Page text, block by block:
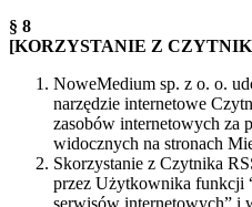
§ 8
[KORZYSTANIE Z
NoweMedium sp. z o. o.
narzędzie internetowe
zasobów internetowych za
widocznych na stronach
Skorzystanie z Czytnika
przez Użytkownika funkcji